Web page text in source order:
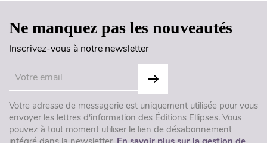
Ne manquez pas les nouveautés
Inscrivez-vous à notre newsletter
Votre adresse de messagerie est uniquement utilisée pour vous
envoyer les lettres d'information des Éditions Ellipses. Vous
pouvez à tout moment utiliser le lien de désabonnement